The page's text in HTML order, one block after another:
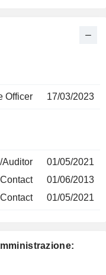
Officer 17/03/2023
Auditor
01/05/2021
01/06/2013
01/05/2021